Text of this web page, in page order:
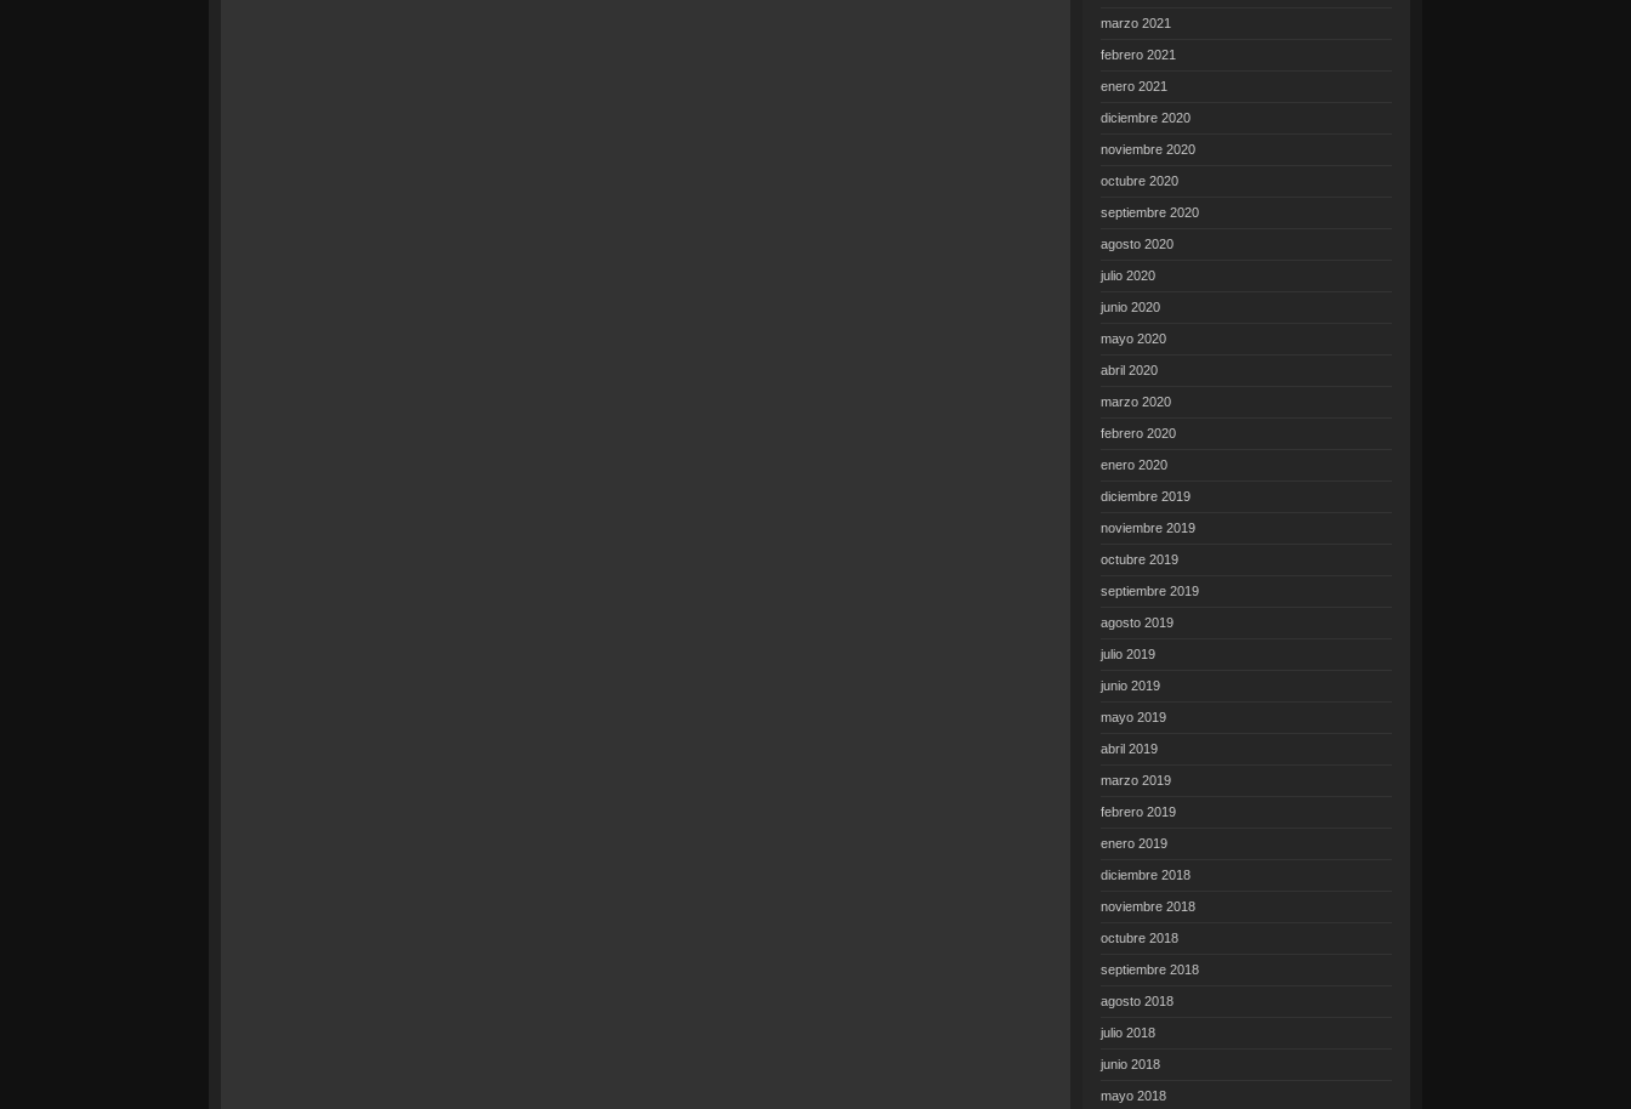
marzo 2021
febrero 2021
enero 2021
diciembre 2020
noviembre 2020
octubre 2020
septiembre 2020
agosto 2020
julio 2020
junio 2020
mayo 2020
abril 2020
marzo 2020
febrero 2020
enero 2020
diciembre 2019
noviembre 2019
octubre 2019
septiembre 2019
agosto 2019
julio 2019
junio 2019
mayo 2019
abril 2019
marzo 2019
febrero 2019
enero 2019
diciembre 2018
noviembre 2018
octubre 2018
septiembre 2018
agosto 2018
julio 2018
junio 2018
mayo 2018